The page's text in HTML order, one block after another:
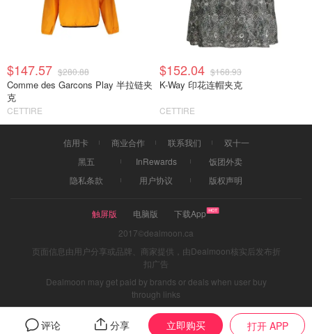
$147.57 $280.88
Comme des Garcons Play 半拉链夹
克
CETTIRE
$152.04 $168.93
K-Way 印花连帽夹克
CETTIRE
评论 分享 立即购买 打开 APP
信用卡 商业合作 联系我们
双十一
黑五
InRewards
饭团外卖
隐私条款
用户协议 版权声明
触屏版 电脑版
下载App
2017©dealmoon.ca
页面信息由用户分享或品牌、商家提供，由Dealmoon核实后发布折
扣广告
Dealmoon may get paid by brands or deals when user buy
through links